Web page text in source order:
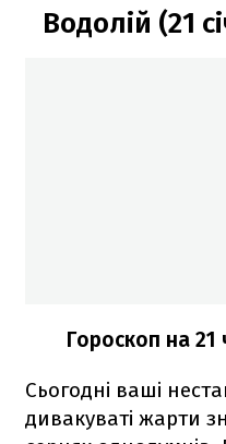
Водолій (21
Гороскоп на 21
Сьогодні ваші
дивакуваті жарти